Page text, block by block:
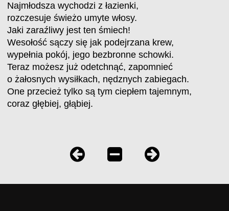
Najmłodsza wychodzi z łazienki,
rozczesuje świeżo umyte włosy.
Jaki zaraźliwy jest ten śmiech!
Wesołość sączy się jak podejrzana krew,
wypełnia pokój, jego bezbronne schowki.
Teraz możesz już odetchnąć, zapomnieć
o żałosnych wysiłkach, nędznych zabiegach.
One przecież tylko są tym ciepłem tajemnym,
coraz głębiej, głąbiej.